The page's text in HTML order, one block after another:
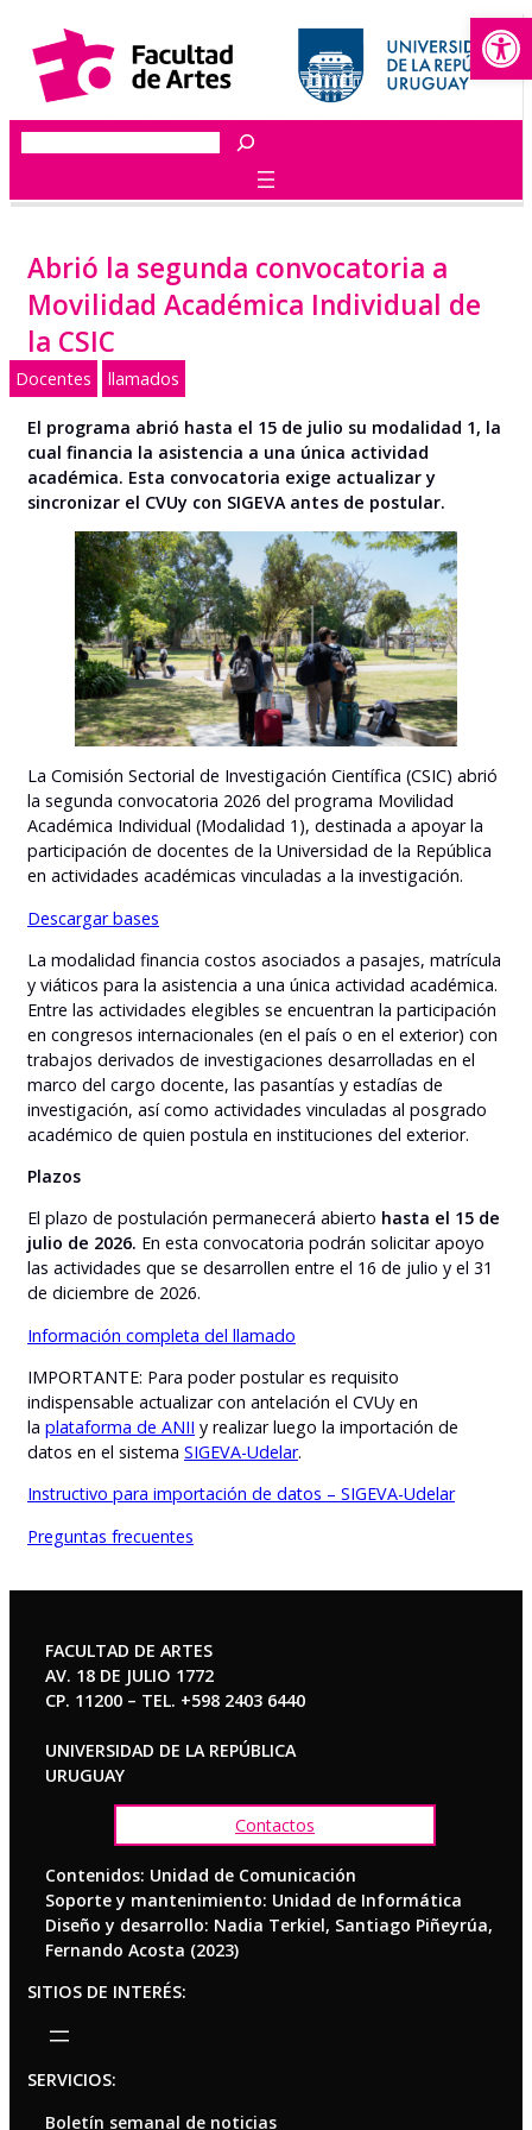
contenido
Buscar
Abrió la segunda convocatoria a
Movilidad Académica Individual de
la CSIC
Docentes llamados
El programa abrió hasta el 15 de julio su modalidad 1, la
cual financia la asistencia a una única actividad
académica. Esta convocatoria exige actualizar y
sincronizar el CVUy con SIGEVA antes de postular.
La Comisión Sectorial de Investigación Científica (CSIC) abrió
la segunda convocatoria 2026 del programa Movilidad
Académica Individual (Modalidad 1), destinada a apoyar la
participación de docentes de la Universidad de la República
en actividades académicas vinculadas a la investigación.
Descargar bases
La modalidad financia costos asociados a pasajes, matrícula
y viáticos para la asistencia a una única actividad académica.
Entre las actividades elegibles se encuentran la participación
en congresos internacionales (en el país o en el exterior) con
trabajos derivados de investigaciones desarrolladas en el
marco del cargo docente, las pasantías y estadías de
investigación, así como actividades vinculadas al posgrado
académico de quien postula en instituciones del exterior.
Plazos
El plazo de postulación permanecerá abierto hasta el 15 de
julio de 2026. En esta convocatoria podrán solicitar apoyo
las actividades que se desarrollen entre el 16 de julio y el 31
de diciembre de 2026.
Información completa del llamado
IMPORTANTE: Para poder postular es requisito
indispensable actualizar con antelación el CVUy en
la plataforma de ANII y realizar luego la importación de
datos en el sistema SIGEVA-Udelar.
Instructivo para importación de datos – SIGEVA-Udelar
Preguntas frecuentes
FACULTAD DE ARTES
AV. 18 DE JULIO 1772
CP. 11200 – TEL. +598 2403 6440
UNIVERSIDAD DE LA REPÚBLICA
URUGUAY
Contactos
Contenidos: Unidad de Comunicación
Soporte y mantenimiento: Unidad de Informática
Diseño y desarrollo: Nadia Terkiel, Santiago Piñeyrúa,
Fernando Acosta (2023)
SITIOS DE INTERÉS:
SERVICIOS:
Boletín semanal de noticias